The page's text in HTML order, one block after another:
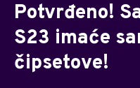
Potvrđeno!
S23 imaće
čipsetove!